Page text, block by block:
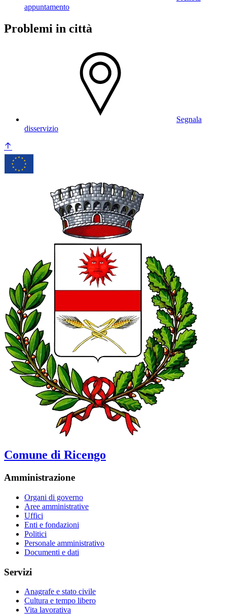
appuntamento
Problemi in città
Segnala
disservizio
Comune di Ricengo
Amministrazione
Organi di governo
Aree amministrative
Uffici
Enti e fondazioni
Politici
Personale amministrativo
Documenti e dati
Servizi
Anagrafe e stato civile
Cultura e tempo libero
Vita lavorativa